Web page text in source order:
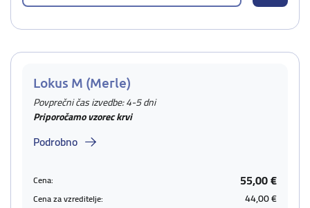
Lokus M (Merle)
Povprečni čas izvedbe: 4-5 dni
Priporočamo vzorec krvi
Podrobno
Cena: 55,00 €
Cena za vzreditelje: 44,00 €